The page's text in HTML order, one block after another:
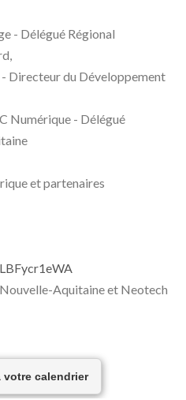
- Délégué Régional
Directeur du Développement
Numérique - Délégué
et partenaires
Aquitaine et Neotech
votre calendrier